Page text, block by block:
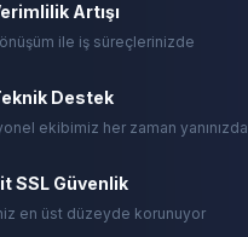
Artışı
ile iş süreçlerinizde
Destek
ekibimiz her zaman yanınızda
SSL Güvenlik
en üst düzeyde korunuyor